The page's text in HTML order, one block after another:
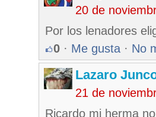
20 de
Por los lenadores
0 · Me gusta · No
Lazaro
21 de
Ricardo mi herma